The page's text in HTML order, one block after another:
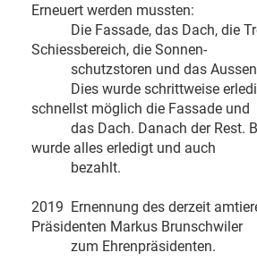
Erneuert werden mussten:
Die Fassade, das Dach, die
Schiessbereich, die Sonnen-
schutzstoren und das
Dies wurde schrittweise
schnellst möglich die Fassade und
das Dach. Danach der Rest.
wurde alles erledigt und auch
bezahlt.
2019 Ernennung des derzeit
Präsidenten Markus Brunschwiler
zum Ehrenpräsidenten.